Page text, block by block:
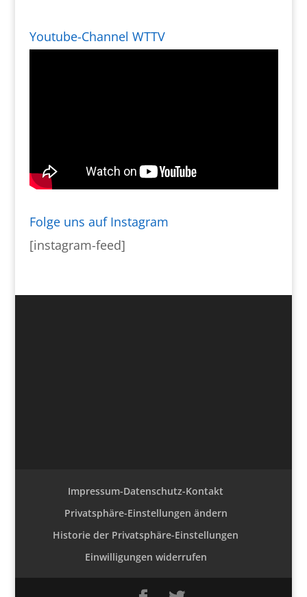
Youtube-Channel WTTV
Folge uns auf Instagram
[instagram-feed]
Impressum-Datenschutz-Kontakt
Privatsphäre-Einstellungen ändern
Historie der Privatsphäre-Einstellungen
Einwilligungen widerrufen